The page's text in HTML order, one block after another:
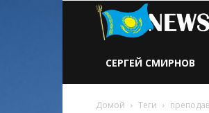
СЕРГЕЙ СМИРНОВ
Домой Теги